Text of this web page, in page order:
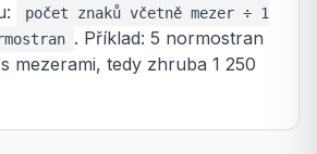
počet znaků včetně mezer ÷ 1
. Příklad: 5 normostran
mezerami, tedy zhruba 1 250